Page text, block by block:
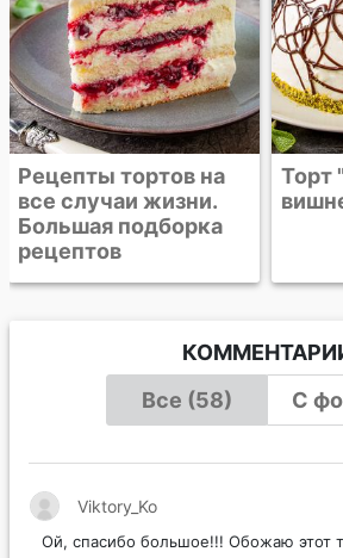
Торт "Панчо" с
вишней
Все (58)
С
Viktory_Ko
Ой, спасибо большое!!! Обожаю этот